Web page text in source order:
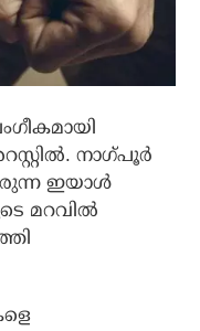
നാഗ്പൂർ
ഇയാൾ
മറവിൽ